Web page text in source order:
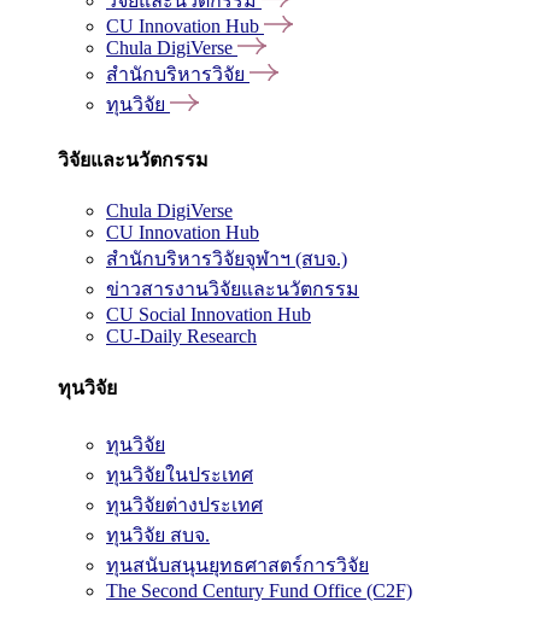
CU Innovation Hub
Chula DigiVerse
สำนักบริหารวิจัย
ทุนวิจัย
วิจัยและนวัตกรรม
Chula DigiVerse
CU Innovation Hub
สำนักบริหารวิจัยจุฬาฯ (สบจ.)
ข่าวสารงานวิจัยและนวัตกรรม
CU Social Innovation Hub
CU-Daily Research
ทุนวิจัย
ทุนวิจัย
ทุนวิจัยในประเทศ
ทุนวิจัยต่างประเทศ
ทุนวิจัย สบจ.
ทุนสนับสนุนยุทธศาสตร์การวิจัย
The Second Century Fund Office (C2F)